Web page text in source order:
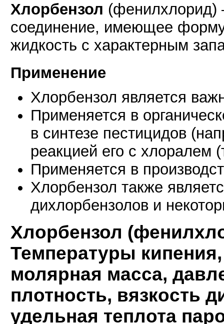
Хлорбензол (фенилхлорид)
соединение, имеющее
жидкость с характерным
Применение
Хлорбензол является
Применяется в
в синтезе пестицидов
реакцией его с хлоралем
Применяется в
Хлорбензол также
дихлорбензолов и
Хлорбензол
Температуры
молярная масса,
плотность, вязкость
удельная теплота